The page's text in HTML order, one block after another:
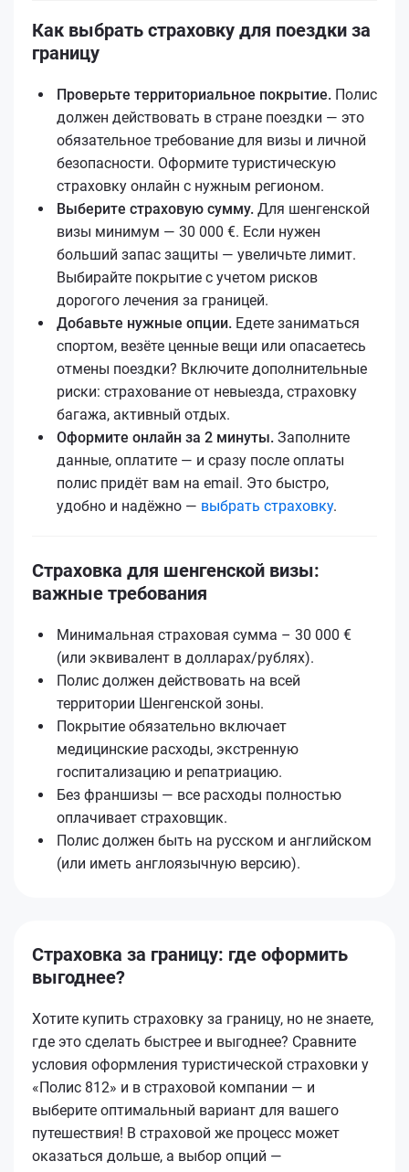
Как выбрать страховку для поездки за
границу
Проверьте территориальное покрытие. Полис
должен действовать в стране поездки — это
обязательное требование для визы и личной
безопасности. Оформите туристическую
страховку онлайн с нужным регионом.
Выберите страховую сумму. Для шенгенской
визы минимум — 30 000 €. Если нужен
больший запас защиты — увеличьте лимит.
Выбирайте покрытие с учетом рисков
дорогого лечения за границей.
Добавьте нужные опции. Едете заниматься
спортом, везёте ценные вещи или опасаетесь
отмены поездки? Включите дополнительные
риски: страхование от невыезда, страховку
багажа, активный отдых.
Оформите онлайн за 2 минуты. Заполните
данные, оплатите — и сразу после оплаты
полис придёт вам на email. Это быстро,
удобно и надёжно — выбрать страховку.
Страховка для шенгенской визы:
важные требования
Минимальная страховая сумма – 30 000 €
(или эквивалент в долларах/рублях).
Полис должен действовать на всей
территории Шенгенской зоны.
Покрытие обязательно включает
медицинские расходы, экстренную
госпитализацию и репатриацию.
Без франшизы — все расходы полностью
оплачивает страховщик.
Полис должен быть на русском и английском
(или иметь англоязычную версию).
Страховка за границу: где оформить
выгоднее?
Хотите купить страховку за границу, но не знаете,
где это сделать быстрее и выгоднее? Сравните
условия оформления туристической страховки у
«Полис 812» и в страховой компании — и
выберите оптимальный вариант для вашего
путешествия! В страховой же процесс может
оказаться дольше, а выбор опций —